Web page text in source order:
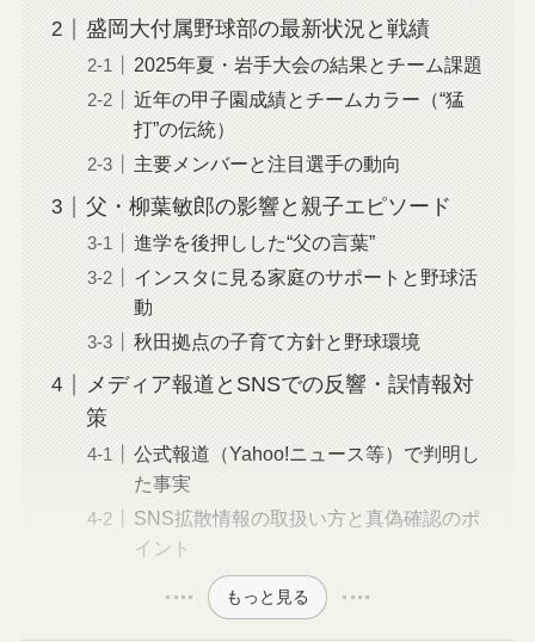
盛岡大付属野球部の最新状況と戦績
2025年夏・岩手大会の結果とチーム課題
近年の甲子園成績とチームカラー（“猛
打”の伝統）
主要メンバーと注目選手の動向
父・柳葉敏郎の影響と親子エピソード
進学を後押しした“父の言葉”
インスタに見る家庭のサポートと野球活
動
秋田拠点の子育て方針と野球環境
メディア報道とSNSでの反響・誤情報対
策
公式報道（Yahoo!ニュース等）で判明し
た事実
SNS拡散情報の取扱い方と真偽確認のポ
イント
もっと見る